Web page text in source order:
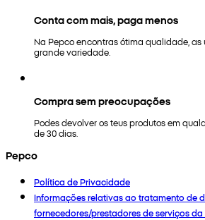
Conta com mais, paga menos
Na Pepco encontras ótima qualidade,
grande variedade.
Compra sem preocupações
Podes devolver os teus produtos em
de 30 dias.
Pepco
Política de Privacidade
Informações relativas ao tratamento de
fornecedores/prestadores de serviços